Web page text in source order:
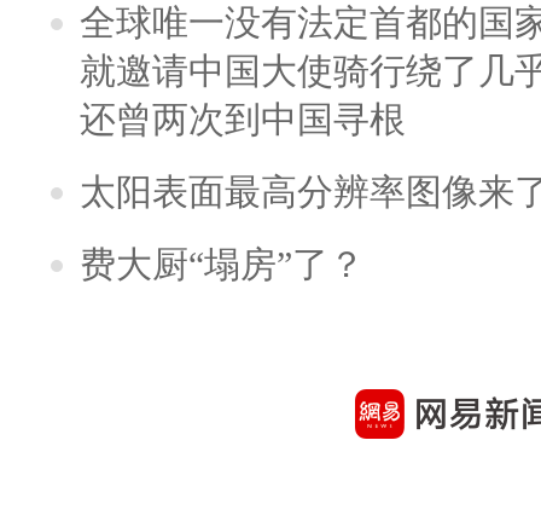
全球唯一没有法定首都的国
就邀请中国大使骑行绕了几
还曾两次到中国寻根
太阳表面最高分辨率图像来
费大厨“塌房”了？